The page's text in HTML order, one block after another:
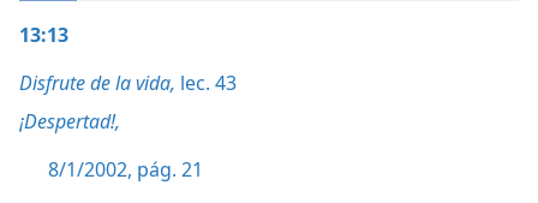
13:13
Disfrute de la vida, lec. 43
¡Despertad!,
8/1/2002, pág. 21